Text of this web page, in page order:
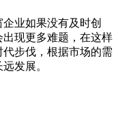
业如果没有及时创
现更多难题，在这样
步伐，根据市场的需
发展。